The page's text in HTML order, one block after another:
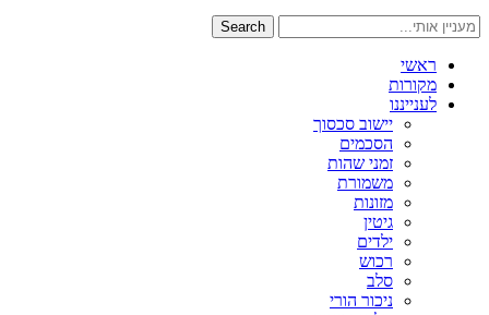
Search
ראשי
מקורות
לענייננו
יישוב סכסוך
הסכמים
זמני שהות
משמורת
מזונות
גיטין
ילדים
רכוש
סלב
ניכור הורי